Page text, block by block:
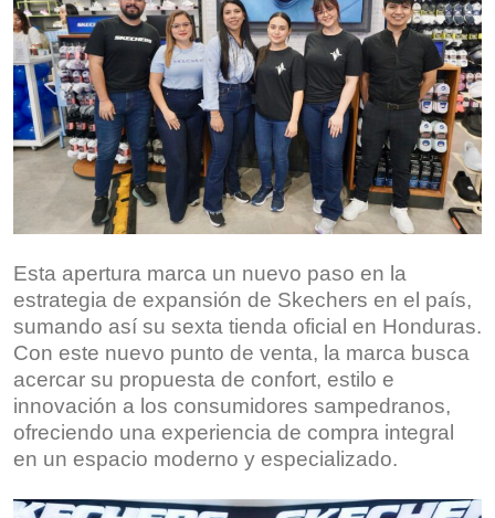
Esta apertura marca un nuevo paso en la
estrategia de expansión de Skechers en el país,
sumando así su sexta tienda oficial en Honduras.
Con este nuevo punto de venta, la marca busca
acercar su propuesta de confort, estilo e
innovación a los consumidores sampedranos,
ofreciendo una experiencia de compra integral
en un espacio moderno y especializado.